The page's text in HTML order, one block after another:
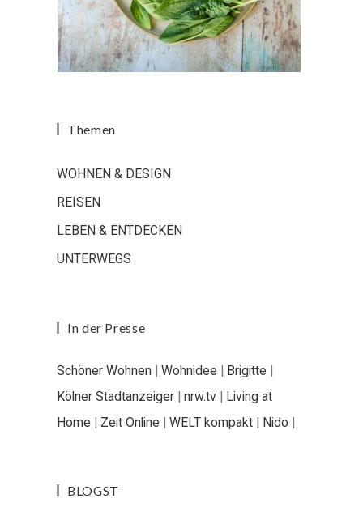
Themen
WOHNEN & DESIGN
REISEN
LEBEN & ENTDECKEN
UNTERWEGS
In der Presse
Schöner Wohnen | Wohnidee | Brigitte |
Kölner Stadtanzeiger | nrw.tv | Living at
Home | Zeit Online | WELT kompakt | Nido |
BLOGST